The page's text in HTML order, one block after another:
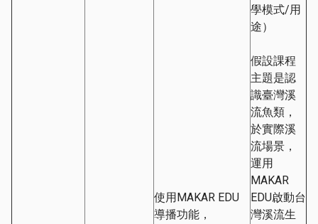
使用MAKAR EDU
導播功能，
學模式/用
途）
假設課程
主題是認
識臺灣溪
流魚類，
於實際溪
流場景，
運用
MAKAR
EDU啟動台
灣溪流生